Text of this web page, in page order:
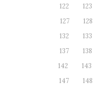
122
123
127
128
132
133
137
138
142
143
147
148